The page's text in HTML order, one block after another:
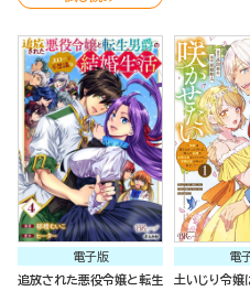
電子版
追放された悪役令嬢と転生
電
土いじり令嬢